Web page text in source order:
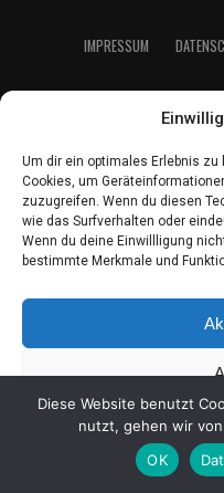
Um dir ein optimales Erlebnis
Cookies, um
zuzugreifen. Wenn du diesen
wie das Surfverhalten oder
Wenn du deine Einwillligung
bestimmte Merkmale und
Coo­kie-Richt­li­nie
IMPRES­SUM
2021
Diese Website benutzt
nutzt, gehen wir
OK